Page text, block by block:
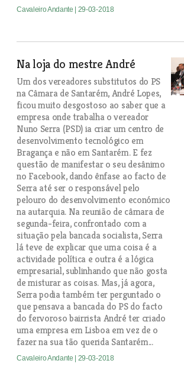
Cavaleiro Andante | 29-03-2018
Na loja do mestre André
Um dos vereadores substitutos do PS
na Câmara de Santarém, André Lopes,
ficou muito desgostoso ao saber que a
empresa onde trabalha o vereador
Nuno Serra (PSD) ia criar um centro de
desenvolvimento tecnológico em
Bragança e não em Santarém. E fez
questão de manifestar o seu desânimo
no Facebook, dando ênfase ao facto de
Serra até ser o responsável pelo
pelouro do desenvolvimento económico
na autarquia. Na reunião de câmara de
segunda-feira, confrontado com a
situação pela bancada socialista, Serra
lá teve de explicar que uma coisa é a
actividade política e outra é a lógica
empresarial, sublinhando que não gosta
de misturar as coisas. Mas, já agora,
Serra podia também ter perguntado o
que pensava a bancada do PS do facto
do fervoroso bairrista André ter criado
uma empresa em Lisboa em vez de o
fazer na sua tão querida Santarém...
Cavaleiro Andante | 29-03-2018